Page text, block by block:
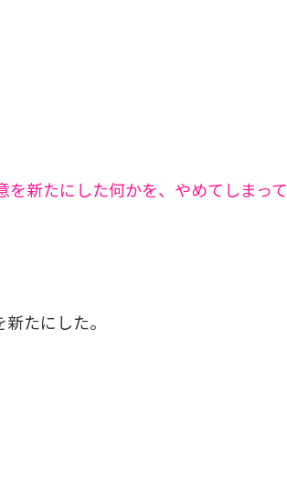
新たにした何かを、やめてしまって
たにした。